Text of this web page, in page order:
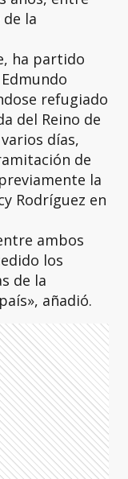
la
ha partido
refugiado
del Reino de
días,
de
la
Rodríguez en
ambos
los
de la
añadió.